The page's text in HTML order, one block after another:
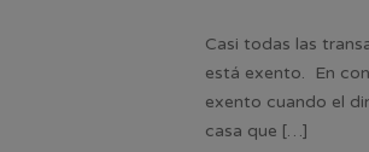
Casi todas las
está exento. En
exento cuando el
casa que […]